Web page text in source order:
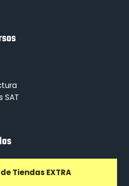
SAT